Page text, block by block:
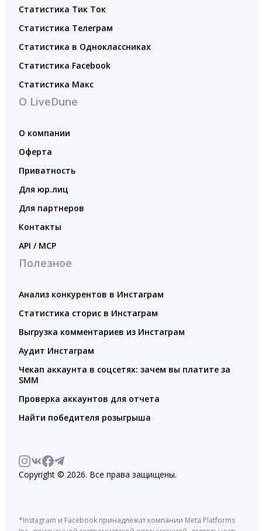
Статистика Тик Ток
Статистика Телеграм
Статистика в Одноклассниках
Статистика Facebook
Статистика Макс
О LiveDune
О компании
Оферта
Приватность
Для юр.лиц
Для партнеров
Контакты
API / MCP
Полезное
Анализ конкурентов в Инстаграм
Статистика сторис в Инстаграм
Выгрузка комментариев из Инстаграм
Аудит Инстаграм
Чекап аккаунта в соцсетях: зачем вы платите за
SMM
Проверка аккаунтов для отчета
Найти победителя розыгрыша
Copyright © 2026. Все права защищены.
*Instagram и Facebook принадлежат компании Meta Platforms